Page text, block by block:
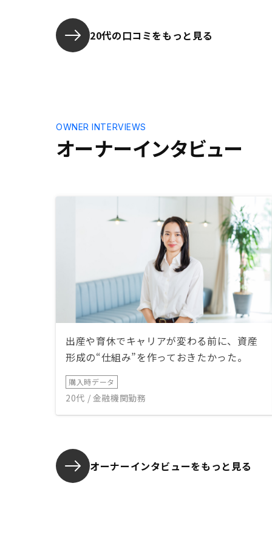
20代の口コミをもっと見る
オーナーインタビュー
OWNER INTERVIEWS
出産や育休でキャリアが変わる前に、資産
形成の“仕組み”を作っておきたかった。
購入時データ
20代 / 金融機関勤務
オーナーインタビューをもっと見る